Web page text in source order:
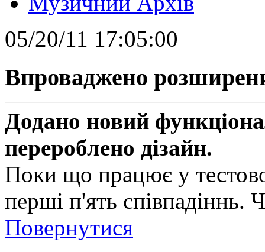
05/20/11 17:05:00
Впроваджено
Додано новий
перероблено дізайн.
Поки що працює у
перші п'ять співпадіннь.
Повернутися